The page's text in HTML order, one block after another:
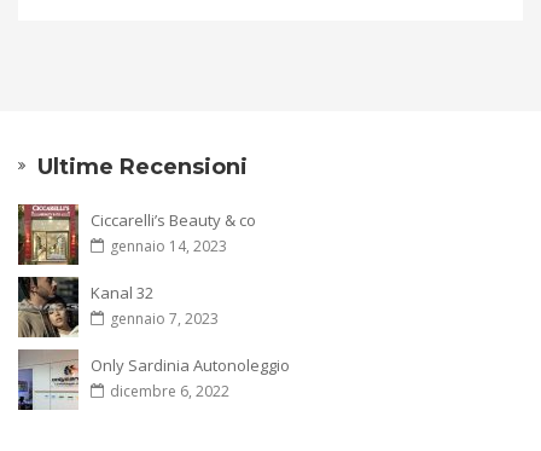
Ultime Recensioni
Ciccarelli’s Beauty & co
gennaio 14, 2023
Kanal 32
gennaio 7, 2023
Only Sardinia Autonoleggio
dicembre 6, 2022